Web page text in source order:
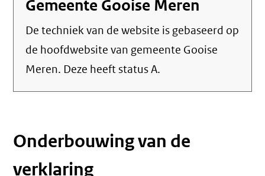
Gemeente Gooise Meren
De techniek van de website is gebaseerd op
de hoofdwebsite van gemeente Gooise
Meren. Deze heeft status A.
Onderbouwing van de
verklaring